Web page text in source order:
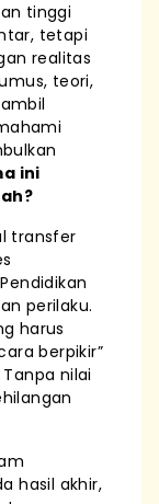
tinggi
tetapi
realitas
teori,
ini
transfer
perilaku.
harus
berpikir”
nilai
hasil akhir,